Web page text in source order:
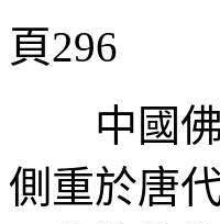
頁296
中國佛
側重於唐